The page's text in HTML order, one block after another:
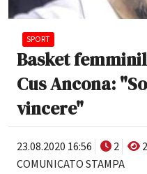
SPORT
Basket
Cus Ancona:
vincere"
23.08.2020 16:56 2
COMUNICATO STAMPA